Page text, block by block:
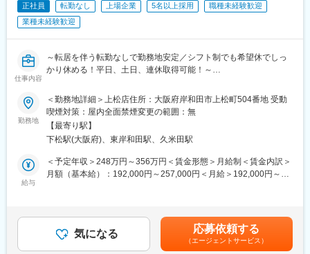
・売上管理
・シフト管理
■メッセージ
「家庭と両立できる仕事を探したい」
そんな方でも安心して始められる環境です。
安定した企業で、
無理なく長く働きたい方をお待ちしています。
変更の範囲：会社の定める業務
・精肉の加工、陳列、売場づくり
・売上・粗利・人時生産性などの数値管理
・発注、在庫管理、ロス削減施策の立案
・店舗ごとの販促企画、売上改善施策の実行
中途入社者が多く、異業種からの転職者も活躍中。フラットで意
見発信もしやすい環境です。
■成長環境／キャリア
成果次第で早期にチーフ昇格が可能。その後はSVや本部スタッフ
など全国規模でキャリアの幅を広げられます。
■働き方
変更の範囲：会社の定める業務
正社員 転勤なし 上場企業 5名以上採用
職種未経験歓迎
業種未経験歓迎
仕事内容
～転居を伴う転勤なしで勤務地安定／シフト制でも希望休でしっ
かり休める！平日、土日、連休取得可能！～
■職務内容
ドラッグストア内の精肉コーナーにて、
商品製造や売り場づくりをお任せします。
未経験やブランクのある方でも安心して働けるよう、
簡単な業務から段階的にスタートしていただきます。
■具体的な業務内容
まずは以下の業務からお任せします。
・売り場への陳列
・簡単な清掃業務
シンプルな作業が中心のため、久しぶりのお仕事でも安心してス
勤務地
＜勤務地詳細＞上松店住所：大阪府岸和田市上松町504番地 受動
喫煙対策：屋内全面禁煙変更の範囲：無
【最寄り駅】
下松駅(大阪府)、東岸和田駅、久米田駅
給与
＜予定年収＞248万円～356万円＜賃金形態＞月給制＜賃金内訳＞
月額（基本給）：192,000円～257,000円＜月給＞192,000円～
車で高速道路を使用して片道４時間以内のエリア【ローカル社
員】車で下道を利用して片道60分以内のエリアから選択し、毎年
更新可能賃金はあくまでも目安の金額であり、選考を通じて上下
気になる 応募依頼する
（エージェントサービス）